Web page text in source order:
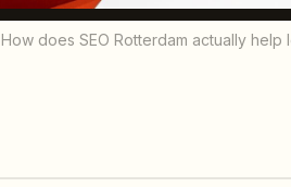
How does SEO Rotterdam actually